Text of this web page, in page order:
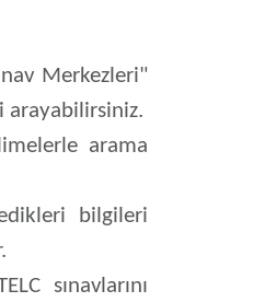
Merkezleri"
arayabilirsiniz.
arama
bilgileri
sınavlarını